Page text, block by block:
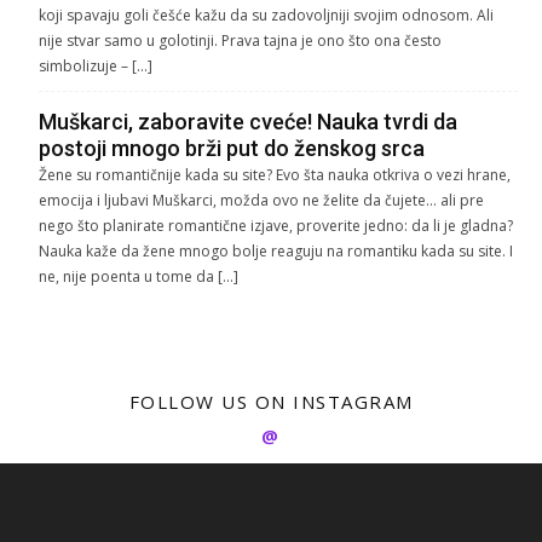
koji spavaju goli češće kažu da su zadovoljniji svojim odnosom. Ali
nije stvar samo u golotinji. Prava tajna je ono što ona često
simbolizuje – […]
Muškarci, zaboravite cveće! Nauka tvrdi da
postoji mnogo brži put do ženskog srca
Žene su romantičnije kada su site? Evo šta nauka otkriva o vezi hrane,
emocija i ljubavi Muškarci, možda ovo ne želite da čujete… ali pre
nego što planirate romantične izjave, proverite jedno: da li je gladna?
Nauka kaže da žene mnogo bolje reaguju na romantiku kada su site. I
ne, nije poenta u tome da […]
FOLLOW US ON INSTAGRAM
@